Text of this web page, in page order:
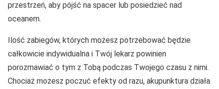
przestrzeń, aby pójść na spacer lub posiedzieć nad
oceanem.
Ilość zabiegów, których możesz potrzebować będzie
całkowicie indywidualna i Twój lekarz powinien
porozmawiać o tym z Tobą podczas Twojego czasu z nimi.
Chociaż możesz poczuć efekty od razu, akupunktura działa